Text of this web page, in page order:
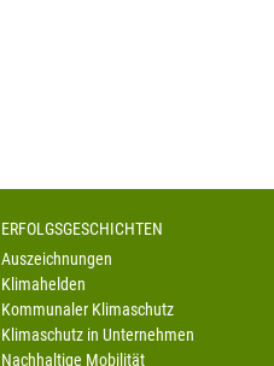
ERFOLGSGESCHICHTEN
Auszeichnungen
Klimahelden
Kommunaler Klimaschutz
Klimaschutz in Unternehmen
Nachhaltige Mobilität